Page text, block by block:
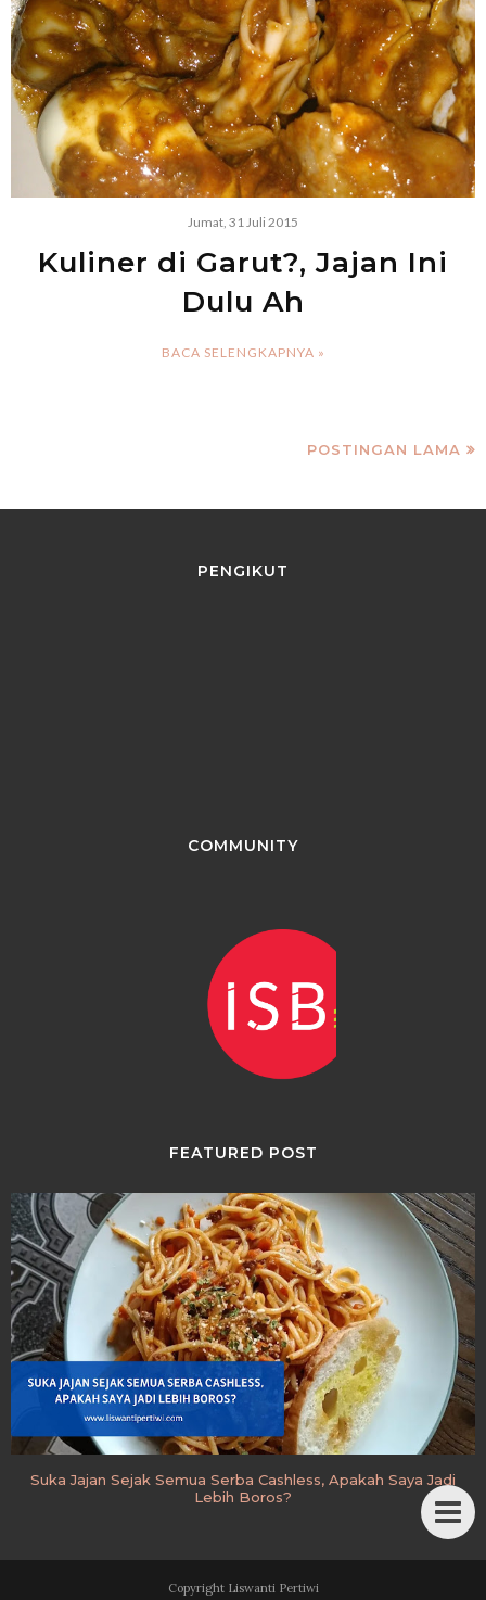
Jumat, 31 Juli 2015
Kuliner di Garut?, Jajan Ini
Dulu Ah
BACA SELENGKAPNYA »
POSTINGAN LAMA
PENGIKUT
COMMUNITY
FEATURED POST
Suka Jajan Sejak Semua Serba Cashless, Apakah Saya Jadi
Lebih Boros?
Copyright Liswanti Pertiwi